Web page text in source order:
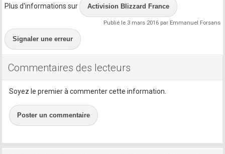
Plus d'informations sur Activision Blizzard France
Publié le 3 mars 2016 par Emmanuel Forsans
Signaler une erreur
Commentaires des lecteurs
Soyez le premier à commenter cette information.
Poster un commentaire